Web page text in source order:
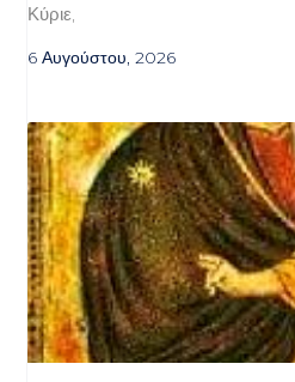
Κύριε,
6 Αυγούστου, 2026